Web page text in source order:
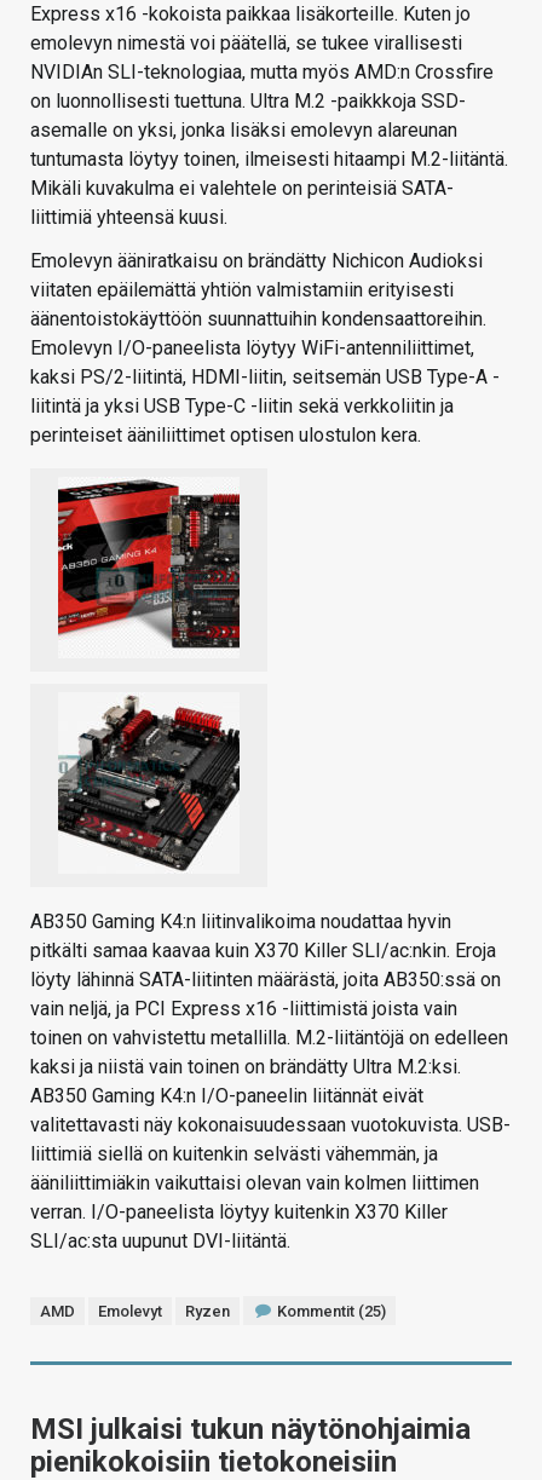
Express x16 -kokoista paikkaa lisäkorteille. Kuten jo
emolevyn nimestä voi päätellä, se tukee virallisesti
NVIDIAn SLI-teknologiaa, mutta myös AMD:n Crossfire
on luonnollisesti tuettuna. Ultra M.2 -paikkkoja SSD-
asemalle on yksi, jonka lisäksi emolevyn alareunan
tuntumasta löytyy toinen, ilmeisesti hitaampi M.2-liitäntä.
Mikäli kuvakulma ei valehtele on perinteisiä SATA-
liittimiä yhteensä kuusi.
Emolevyn ääniratkaisu on brändätty Nichicon Audioksi
viitaten epäilemättä yhtiön valmistamiin erityisesti
äänentoistokäyttöön suunnattuihin kondensaattoreihin.
Emolevyn I/O-paneelista löytyy WiFi-antenniliittimet,
kaksi PS/2-liitintä, HDMI-liitin, seitsemän USB Type-A -
liitintä ja yksi USB Type-C -liitin sekä verkkoliitin ja
perinteiset ääniliittimet optisen ulostulon kera.
AB350 Gaming K4:n liitinvalikoima noudattaa hyvin
pitkälti samaa kaavaa kuin X370 Killer SLI/ac:nkin. Eroja
löyty lähinnä SATA-liitinten määrästä, joita AB350:ssä on
vain neljä, ja PCI Express x16 -liittimistä joista vain
toinen on vahvistettu metallilla. M.2-liitäntöjä on edelleen
kaksi ja niistä vain toinen on brändätty Ultra M.2:ksi.
AB350 Gaming K4:n I/O-paneelin liitännät eivät
valitettavasti näy kokonaisuudessaan vuotokuvista. USB-
liittimiä siellä on kuitenkin selvästi vähemmän, ja
ääniliittimiäkin vaikuttaisi olevan vain kolmen liittimen
verran. I/O-paneelista löytyy kuitenkin X370 Killer
SLI/ac:sta uupunut DVI-liitäntä.
AMD Emolevyt Ryzen Kommentit (25)
MSI julkaisi tukun näytönohjaimia
pienikokoisiin tietokoneisiin